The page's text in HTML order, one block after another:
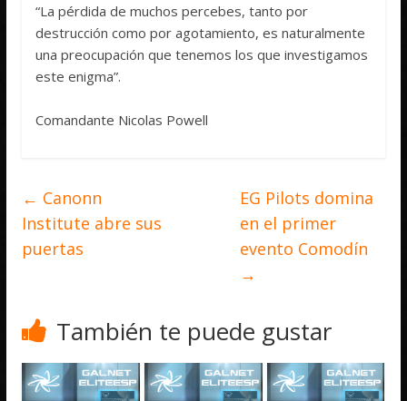
“La pérdida de muchos percebes, tanto por
destrucción como por agotamiento, es naturalmente
una preocupación que tenemos los que investigamos
este enigma”.
Comandante Nicolas Powell
← Canonn
Institute abre sus
puertas
EG Pilots domina
en el primer
evento Comodín
→
También te puede gustar